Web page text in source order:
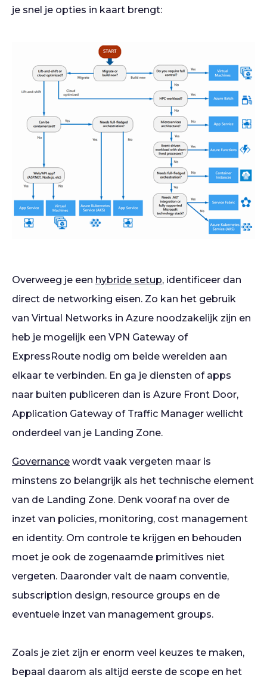
je snel je opties in kaart brengt:
Overweeg je een hybride setup, identificeer dan
direct de networking eisen. Zo kan het gebruik
van Virtual Networks in Azure noodzakelijk zijn en
heb je mogelijk een VPN Gateway of
ExpressRoute nodig om beide werelden aan
elkaar te verbinden. En ga je diensten of apps
naar buiten publiceren dan is Azure Front Door,
Application Gateway of Traffic Manager wellicht
onderdeel van je Landing Zone.
Governance wordt vaak vergeten maar is
minstens zo belangrijk als het technische element
van de Landing Zone. Denk vooraf na over de
inzet van policies, monitoring, cost management
en identity. Om controle te krijgen en behouden
moet je ook de zogenaamde primitives niet
vergeten. Daaronder valt de naam conventie,
subscription design, resource groups en de
eventuele inzet van management groups.
Zoals je ziet zijn er enorm veel keuzes te maken,
bepaal daarom als altijd eerste de scope en het